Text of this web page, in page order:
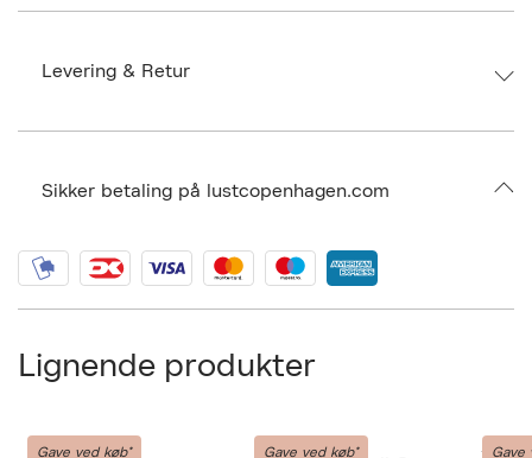
Size: ONE SIZE
Ax numbers: 07030869
ID: BPHK99-0008
Levering & Retur
Sikker betaling på lustcopenhagen.com
Lignende produkter
Gave ved køb*
LIEBE-SEELE Gave ved køb*
LIEBE-SEELE Gave
LIEBE-